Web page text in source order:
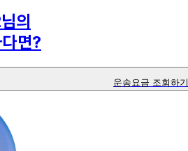
님의
면?
운송요금 조회하기